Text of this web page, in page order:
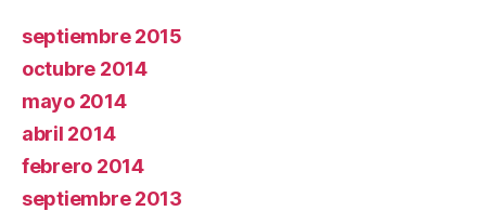
septiembre 2015
octubre 2014
mayo 2014
abril 2014
febrero 2014
septiembre 2013